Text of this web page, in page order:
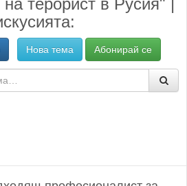
терорист в Русия" |
Нова тема Абонирай се